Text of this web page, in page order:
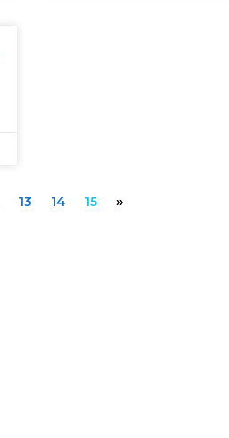
13 14 15 »